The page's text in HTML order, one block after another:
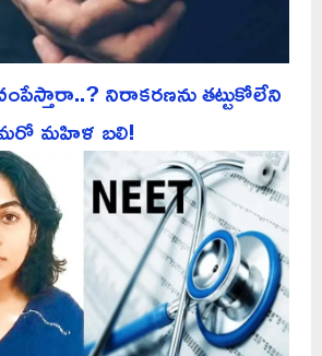
నిరాకరణను తట్టుకోలేని
మహిళ బలి!